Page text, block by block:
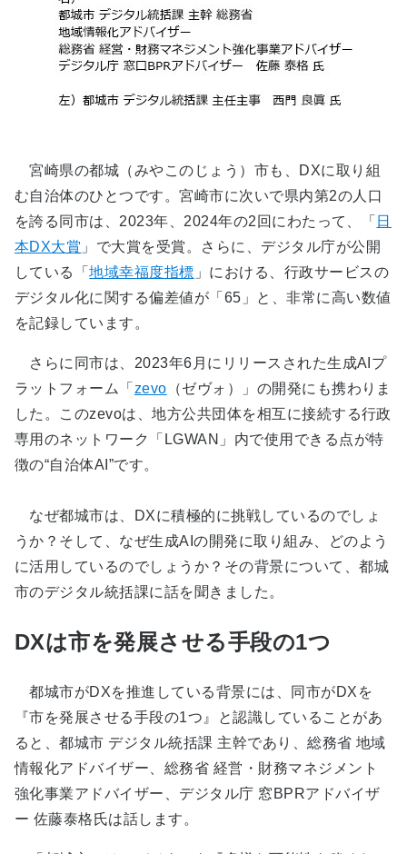
宮崎県の都城（みやこのじょう）市も、DXに取り組
む自治体のひとつです。宮崎市に次いで県内第2の人口
を誇る同市は、2023年、2024年の2回にわたって、「 日
本DX大賞 」で大賞を受賞。さらに、デジタル庁が公開
している「地域幸福度指標 」における、行政サービスの
デジタル化に関する偏差値が「65」と、非常に高い数値
を記録しています。
さらに同市は、2023年6月にリリースされた生成AIプ
ラットフォーム「 zevo （ゼヴォ）」の開発にも携わりま
した。このzevoは、地方公共団体を相互に接続する行政
専用のネットワーク「LGWAN」内で使用できる点が特
徴の“自治体AI”です。
なぜ都城市は、DXに積極的に挑戦しているのでしょ
うか？そして、なぜ生成AIの開発に取り組み、どのよう
に活用しているのでしょうか？その背景について、都城
市のデジタル統括課に話を聞きました。
DXは市を発展させる手段の1つ
都城市がDXを推進している背景には、同市がDXを
『市を発展させる手段の1つ』と認識していることがあ
ると、都城市 デジタル統括課 主幹であり、総務省 地域
情報化アドバイザー、総務省 経営・財務マネジメント
強化事業アドバイザー、デジタル庁 窓BPRアドバイザ
ー 佐藤泰格氏は話します。